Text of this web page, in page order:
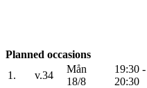
Planned occasions
1.
v.34
Mån
18/8
19:30 -
20:30